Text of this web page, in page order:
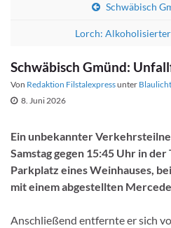
Schwäbisch
Lorch:
Schwäbisch Gmünd:
Von Redaktion Filstalexpressunter
8. Juni 2026
Ein unbekannter
Samstag gegen 15:45 Uhr in
Parkplatz eines Weinhauses,
mit einem abgestellten
Anschließend entfernte er sich